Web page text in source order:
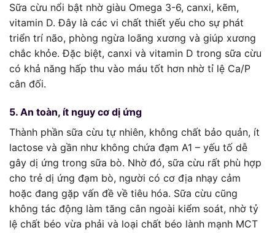
Sữa cừu nổi bật nhờ giàu Omega 3-6, canxi, kẽm,
vitamin D. Đây là các vi chất thiết yếu cho sự phát
triển trí não, phòng ngừa loãng xương và giúp xương
chắc khỏe. Đặc biệt, canxi và vitamin D trong sữa cừu
có khả năng hấp thu vào máu tốt hơn nhờ tỉ lệ Ca/P
cân đối.
5. An toàn, ít nguy cơ dị ứng
Thành phần sữa cừu tự nhiên, không chất bảo quản, ít
lactose và gần như không chứa đạm A1 – yếu tố dễ
gây dị ứng trong sữa bò. Nhờ đó, sữa cừu rất phù hợp
cho trẻ dị ứng đạm bò, người có cơ địa nhạy cảm
hoặc đang gặp vấn đề về tiêu hóa. Sữa cừu cũng
không tác động làm tăng cân ngoài kiểm soát, nhờ tỷ
lệ chất béo vừa phải và loại chất béo lành mạnh MCT